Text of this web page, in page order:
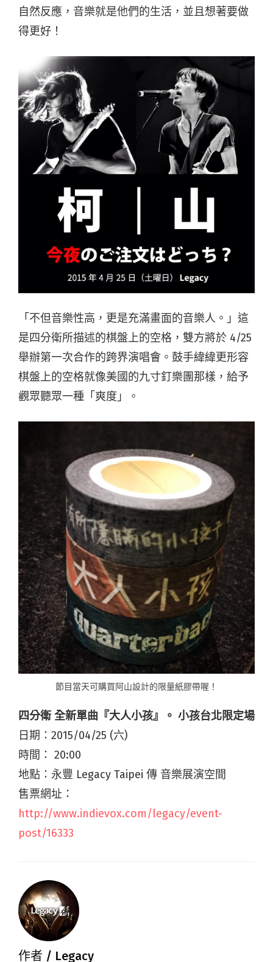
自然反應，音樂就是他們的生活，並且想著要做
得更好！
「不但音樂性高，更是充滿畫面的音樂人。」這
是四分衛所描述的棋盤上的空格，雙方將於 4/25
舉辦第一次合作的跨界演唱會。鼓手緯緯更形容
棋盤上的空格就像美國的九寸釘樂團那樣，給予
觀眾聽眾一種「爽度」。
節目當天可購買阿山設計的限量紙膠帶喔！
四分衛 全新單曲『大人小孩』。 小孩台北限定場
日期：2015/04/25 (六)
時間： 20:00
地點：永豐 Legacy Taipei 傳 音樂展演空間
售票網址：
http://www.indievox.com/legacy/event-
post/16333
作者 / Legacy